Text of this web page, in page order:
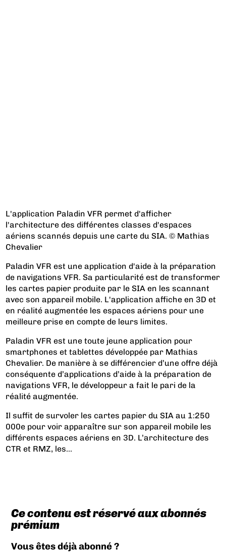
L'application Paladin VFR permet d'afficher
l'architecture des différentes classes d'espaces
aériens scannés depuis une carte du SIA. © Mathias
Chevalier
Paladin VFR est une application d'aide à la préparation
de navigations VFR. Sa particularité est de transformer
les cartes papier produite par le SIA en les scannant
avec son appareil mobile. L'application affiche en 3D et
en réalité augmentée les espaces aériens pour une
meilleure prise en compte de leurs limites.
Paladin VFR est une toute jeune application pour
smartphones et tablettes développée par Mathias
Chevalier. De manière à se différencier d’une offre déjà
conséquente d’applications d’aide à la préparation de
navigations VFR, le développeur a fait le pari de la
réalité augmentée.
Il suffit de survoler les cartes papier du SIA au 1:250
000e pour voir apparaître sur son appareil mobile les
différents espaces aériens en 3D. L’architecture des
CTR et RMZ, les...
Ce contenu est réservé aux abonnés
prémium
Vous êtes déjà abonné ?